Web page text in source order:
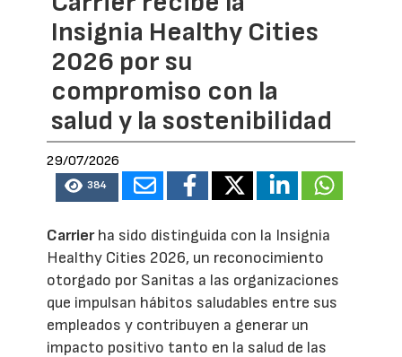
Insignia Healthy Cities
2026 por su
compromiso con la
salud y la sostenibilidad
29/07/2026
384
Carrierha sido distinguida con la Insignia
Healthy Cities 2026, un reconocimiento
otorgado por Sanitas a las organizaciones
que impulsan hábitos saludables entre sus
empleados y contribuyen a generar un
impacto positivo tanto en la salud de las